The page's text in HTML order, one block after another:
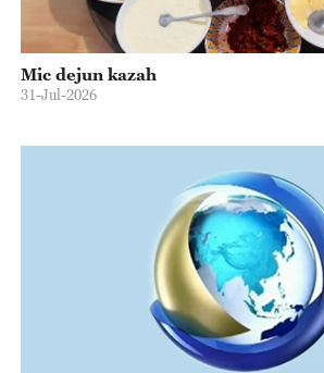
Mic dejun kazah
31-Jul-2026